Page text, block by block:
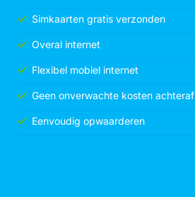
Simkaarten gratis verzonden
Overal internet
Flexibel mobiel internet
Geen onverwachte kosten achteraf
Eenvoudig opwaarderen